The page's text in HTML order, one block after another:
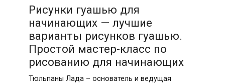
Рисунки гуашью для
начинающих — лучшие
варианты рисунков гуашью.
Простой мастер-класс по
рисованию для начинающих
Тюльпаны Лада – основатель и ведущая